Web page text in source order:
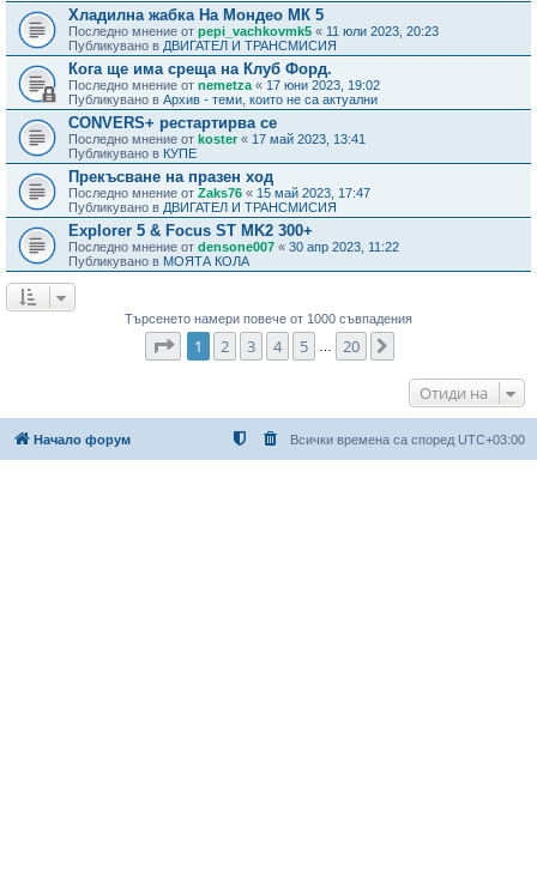
Хладилна жабка На Мондео МК 5
Последно мнение от pepi_vachkovmk5 « 11 юли 2023, 20:23
Публикувано в ДВИГАТЕЛ И ТРАНСМИСИЯ
Кога ще има среща на Клуб Форд.
Последно мнение от nemetza « 17 юни 2023, 19:02
Публикувано в Архив - теми, които не са актуални
CONVERS+ рестартирва се
Последно мнение от koster « 17 май 2023, 13:41
Публикувано в КУПЕ
Прекъсване на празен ход
Последно мнение от Zaks76 « 15 май 2023, 17:47
Публикувано в ДВИГАТЕЛ И ТРАНСМИСИЯ
Explorer 5 & Focus ST MK2 300+
Последно мнение от densone007 « 30 апр 2023, 11:22
Публикувано в МОЯТА КОЛА
Търсенето намери повече от 1000 съвпадения
Страница1 от
1 2 3 4 5 20
Отиди на
Начало форум Всички времена са според UTC+03:00